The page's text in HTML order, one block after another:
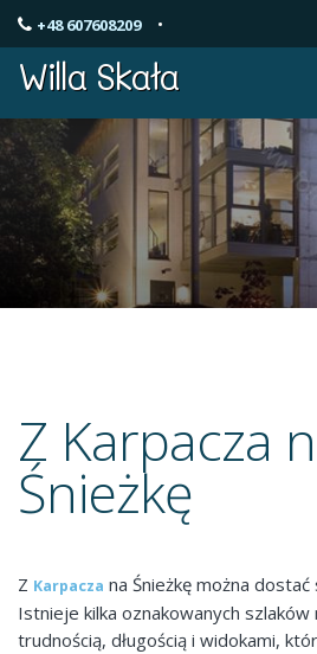
+48 607608209 •
Willa Skała
Z Karpacza
Śnieżkę
Z Karpacza na Śnieżkę można
Istnieje kilka oznakowanych szlaków
trudnością, długością i widokami,